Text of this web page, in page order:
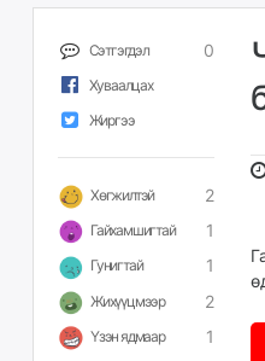
Сэтгэгдэл 0
Хуваалцах
Жиргээ
Хөгжилтэй 2
Гайхамшигтай 1
Гунигтай 1
Жихүүцмээр 2
Үзэн ядмаар 1